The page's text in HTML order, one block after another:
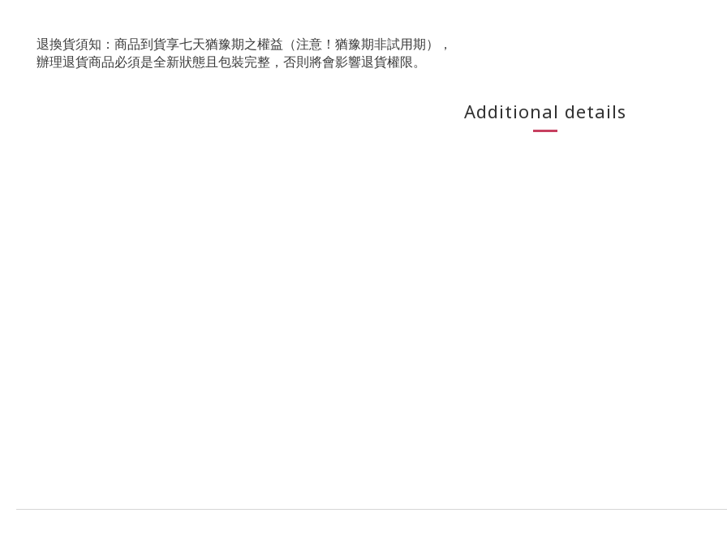
退換貨須知：商品到貨享七天猶豫期之權益（注意！猶豫期非試用期），
辦理退貨商品必須是全新狀態且包裝完整，否則將會影響退貨權限。
Additional details